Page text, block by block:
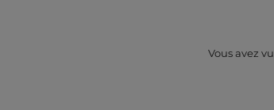
Vous avez vu